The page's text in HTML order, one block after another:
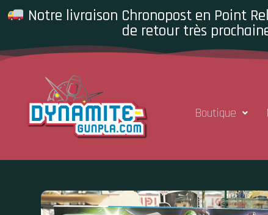
Notre livraison Chronopost en Point
de retour très
Boutique